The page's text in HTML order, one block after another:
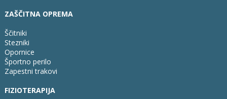
ZAŠČITNA OPREMA
Ščitniki
Stezniki
Opornice
Športno perilo
Zapestni trakovi
FIZIOTERAPIJA